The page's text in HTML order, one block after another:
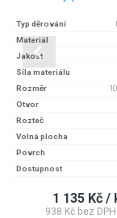
Typ děrování
Materiál
Jakost
Síla materiálu
Rozměr
Otvor
Rozteč
Volná plocha
Povrch
Dostupnost
1 135 Kč /
938 Kč bez